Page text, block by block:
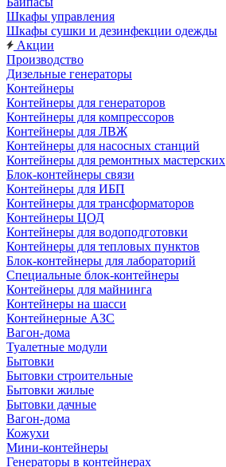
Шкафы управления
Шкафы сушки и дезинфекции одежды
Акции
Производство
Дизельные генераторы
Контейнеры
Контейнеры для генераторов
Контейнеры для компрессоров
Контейнеры для ЛВЖ
Контейнеры для насосных станций
Контейнеры для ремонтных мастерских
Блок-контейнеры связи
Контейнеры для ИБП
Контейнеры для трансформаторов
Контейнеры ЦОД
Контейнеры для водоподготовки
Контейнеры для тепловых пунктов
Блок-контейнеры для лабораторий
Специальные блок-контейнеры
Контейнеры для майнинга
Контейнеры на шасси
Контейнерные АЗС
Вагон-дома
Туалетные модули
Бытовки
Бытовки строительные
Бытовки жилые
Бытовки дачные
Вагон-дома
Кожухи
Мини-контейнеры
Генераторы в контейнерах